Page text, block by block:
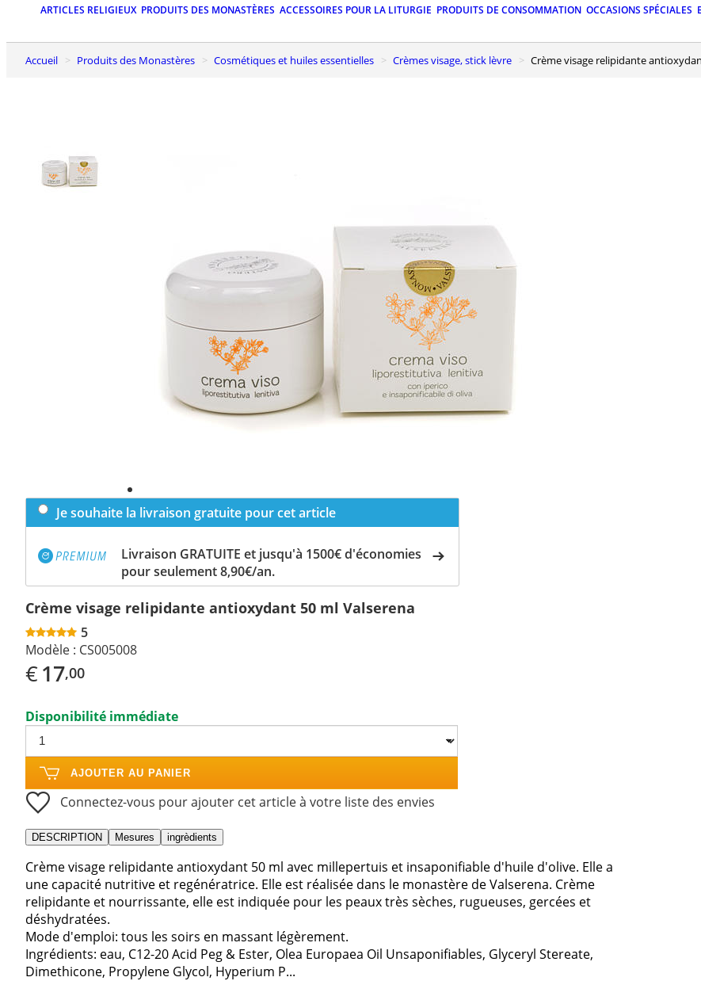
ARTICLES RELIGIEUX PRODUITS DES MONASTÈRES ACCESSOIRES POUR LA LITURGIE PRODUITS DE CONSOMMATION OCCASIONS SPÉCIALES
Accueil Produits des Monastères Cosmétiques et huiles essentielles Crèmes visage, stick lèvre Crème visage relipidante
Je souhaite la livraison gratuite pour cet article
Livraison GRATUITE et jusqu'à 1500€ d'économies
pour seulement 8,90€/an.
Crème visage relipidante antioxydant 50 ml Valserena
5
Modèle : CS005008
€17,00
Disponibilité immédiate
AJOUTER AU PANIER
Connectez-vous pour ajouter cet article à votre liste des envies
DESCRIPTION Mesures ingrèdients
Crème visage relipidante antioxydant 50 ml avec millepertuis et insaponifiable d'huile d'olive. Elle a
une capacité nutritive et regénératrice. Elle est réalisée dans le monastère de Valserena. Crème
relipidante et nourrissante, elle est indiquée pour les peaux très sèches, rugueuses, gercées et
déshydratées.
Mode d'emploi: tous les soirs en massant légèrement.
Ingrédients: eau, C12-20 Acid Peg & Ester, Olea Europaea Oil Unsaponifiables, Glyceryl Stereate,
Dimethicone, Propylene Glycol, Hyperium P...